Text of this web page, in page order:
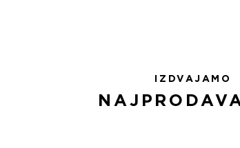
IZDVAJAMO